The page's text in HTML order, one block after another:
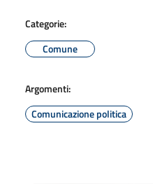
Categorie:
Comune
Argomenti:
Comunicazione politica